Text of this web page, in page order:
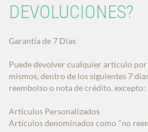
DEVOLUCIONES?
Garantía de 7 Días
Puede devolver cualquier artículo
mismos, dentro de los siguientes 7
reembolso o nota de crédito, excepto:
Artículos Personalizados
Artículos denominados como "no